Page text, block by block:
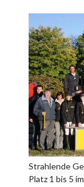
Strahlende
Platz 1 bis 5